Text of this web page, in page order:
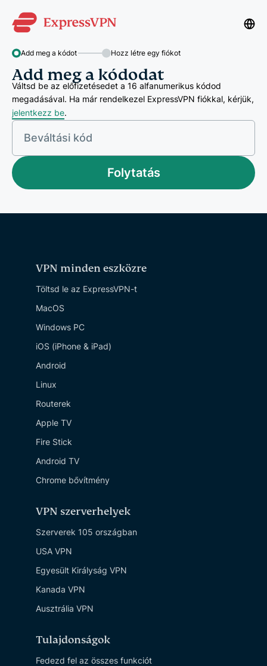
Add meg a kódot Hozz létre egy fiókot
Add meg a kódodat
Váltsd be az előfizetésedet a 16 alfanumerikus kódod
megadásával. Ha már rendelkezel ExpressVPN fiókkal, kérjük,
jelentkezz be.
Beváltási kód
Folytatás
VPN minden eszközre
Töltsd le az ExpressVPN-t
MacOS
Windows PC
iOS (iPhone & iPad)
Android
Linux
Routerek
Apple TV
Fire Stick
Android TV
Chrome bővítmény
VPN szerverhelyek
Szerverek 105 országban
USA VPN
Egyesült Királyság VPN
Kanada VPN
Ausztrália VPN
Tulajdonságok
Fedezd fel az összes funkciót